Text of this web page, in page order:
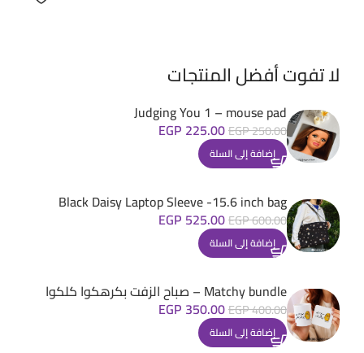
لا تفوت أفضل المنتجات
Judging You 1 – mouse pad
EGP250.00
EGP 225.00
إضافة إلى السلة
Black Daisy Laptop Sleeve -15.6 inch bag
EGP600.00
EGP 525.00
إضافة إلى السلة
Matchy bundle – صباح الزفت بكرهكوا كلكوا
EGP400.00
EGP 350.00
إضافة إلى السلة